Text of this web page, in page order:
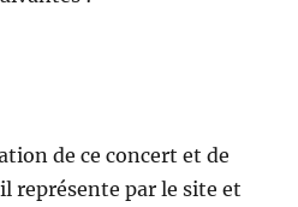
de ce concert et de
représente par le site et